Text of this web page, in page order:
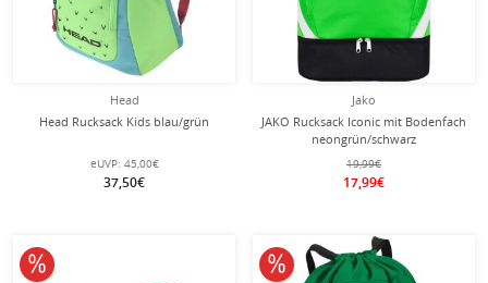
Head
Head Rucksack Kids blau/grün
eUVP: 45,00€
37,50€
Jako
JAKO Rucksack Iconic mit Bodenfach
neongrün/schwarz
19,99€
17,99€
10% reduziert 10% reduziert